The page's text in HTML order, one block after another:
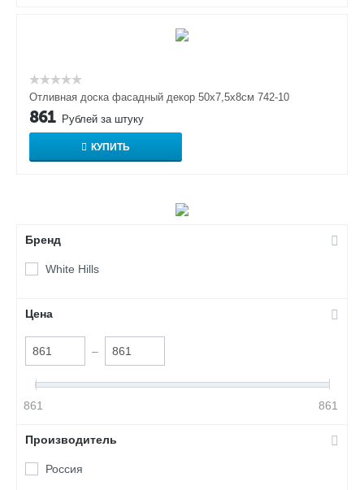
Отливная доска фасадный декор 50х7,5х8см 742-10
861 Рублей за штуку
КУПИТЬ
Бренд
White Hills
Цена
–
861 861
Производитель
Россия